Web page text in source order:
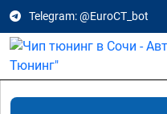
Telegram: @EuroCT_bot